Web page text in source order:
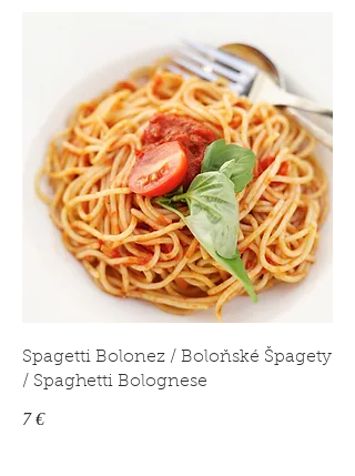
Spagetti Bolonez / Boloňské Špagety
/ Spaghetti Bolognese
7 €